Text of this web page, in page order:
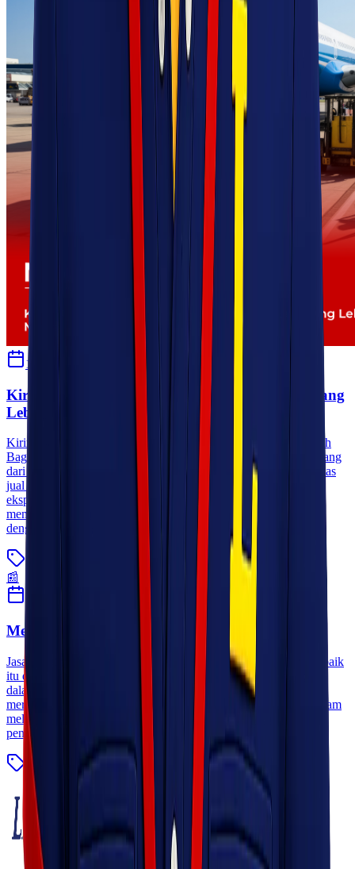
10 Oktober 2025 Sherly
Kirim Barang dari Manado ke Semarang Sekarang
Lebih Mudah
Kirim Barang dari Manado ke Semarang Sekarang Lebih Mudah
Bagi pelaku usaha maupun individu, kebutuhan pengiriman barang
dari Manado menuju Semarang kini semakin meningkat. Aktivitas
jual beli antar pulau yang semakin dinamis membuat layanan
ekspedisi menjadi kebutuhan penting. Lionel Express hadir
memberikan solusi pengiriman yang cepat, aman, dan pastinya
dengan tarif yang terjangkau untuk rute [&hellip;]
Baca Selengkapnya
📰
seoexpress
Memilih Jasa Pengiriman Antar Pulau Murah
Jasa pengiriman barang antar pulau – Pengiriman paket/barang baik
itu dalam jarak yang dekat, jauh, antar kota, provinsi, luar kota,
dalam pulau, luar pulau bahkan sampai ke luar negeri tentunya
merupakan salah satu resiko dan tanggung jawab yang besar dalam
melakukan bisnis yang satu ini, karena sekarang ini banyak
penerima yang di rugikan dengan barang yang [&hellip;]
Blog Baca Selengkapnya